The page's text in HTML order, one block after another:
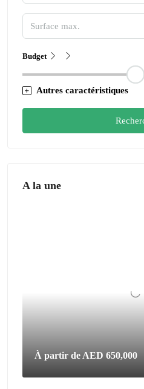
Budget
Autres caractéristiques
A la une
À partir de AED 650,000